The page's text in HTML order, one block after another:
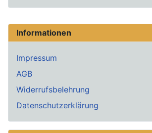
Informationen
Impressum
AGB
Widerrufsbelehrung
Datenschutzerklärung